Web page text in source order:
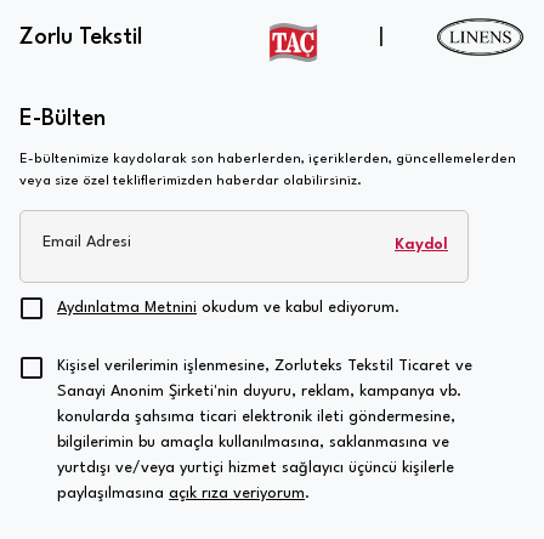
Zorlu Tekstil
E-Bülten
E-bültenimize kaydolarak son haberlerden, içeriklerden, güncellemelerden
veya size özel tekliflerimizden haberdar olabilirsiniz.
Email Adresi Kaydol
Aydınlatma Metnini okudum ve kabul ediyorum.
Kişisel verilerimin işlenmesine, Zorluteks Tekstil Ticaret ve
Sanayi Anonim Şirketi'nin duyuru, reklam, kampanya vb.
konularda şahsıma ticari elektronik ileti göndermesine,
bilgilerimin bu amaçla kullanılmasına, saklanmasına ve
yurtdışı ve/veya yurtiçi hizmet sağlayıcı üçüncü kişilerle
paylaşılmasına açık rıza veriyorum.